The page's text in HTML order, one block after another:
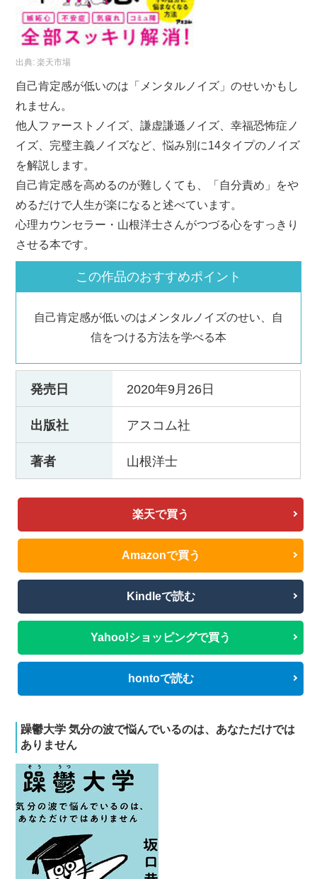
出典:楽天市場
自己肯定感が低いのは「メンタルノイズ」のせいかもし
れません。
他人ファーストノイズ、謙虚謙遜ノイズ、幸福恐怖症ノ
イズ、完璧主義ノイズなど、悩み別に14タイプのノイズ
を解説します。
自己肯定感を高めるのが難しくても、「自分責め」をや
めるだけで人生が楽になると述べています。
心理カウンセラー・山根洋士さんがつづる心をすっきり
させる本です。
この作品のおすすめポイント
自己肯定感が低いのはメンタルノイズのせい、自
信をつける方法を学べる本
発売日 2020年9月26日
出版社 アスコム社
著者 山根洋士
楽天で買う
Amazonで買う
Kindleで読む
Yahoo!ショッピングで買う
hontoで読む
躁鬱大学 気分の波で悩んでいるのは、あなただけでは
ありません